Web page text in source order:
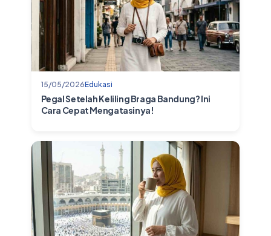
15/05/2026Edukasi
Pegal Setelah Keliling Braga Bandung? Ini
Cara Cepat Mengatasinya!